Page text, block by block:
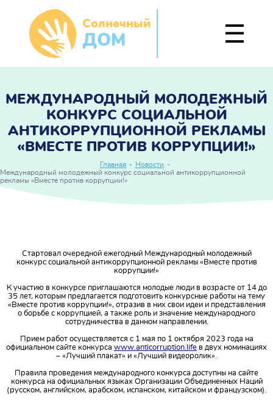
Солнечный
ДОМ
МЕЖДУНАРОДНЫЙ МОЛОДЕЖНЫЙ
КОНКУРС СОЦИАЛЬНОЙ
АНТИКОРРУПЦИОННОЙ РЕКЛАМЫ
«ВМЕСТЕ ПРОТИВ КОРРУПЦИИ!»
Главная - Новости
-
Международный молодежный конкурс социальной антикоррупционной
рекламы «Вместе против коррупции!»
Стартовал очередной ежегодный Международный молодежный
конкурс социальной антикоррупционной рекламы «Вместе против
коррупции!»
К участию в конкурсе приглашаются молодые люди в возрасте от 14 до
35 лет, которым предлагается подготовить конкурсные работы на тему
«Вместе против коррупции!», отразив в них свои идеи и представления
о борьбе с коррупцией, а также роль и значение международного
сотрудничества в данном направлении.
Прием работ осуществляется с 1 мая по 1 октября 2023 года на
официальном сайте конкурса www.anticorruption.life в двух номинациях
– «Лучший плакат» и «Лучший видеоролик».
Правила проведения международного конкурса доступны на сайте
конкурса на официальных языках Организации Объединенных Наций
(русском, английском, арабском, испанском, китайском и французском).